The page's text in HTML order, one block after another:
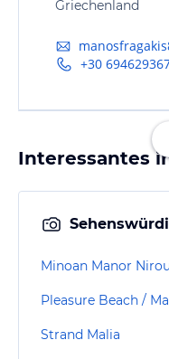
Griechenland
+30
Interessantes
Minoan Manor
Pleasure Beach /
Strand Malia